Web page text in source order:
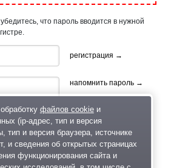
что пароль вводится в нужной
регистрация →
напомнить пароль →
файлов cookieи
(ip-адрес, тип и версия
тип и версия браузера, источнике
и сведения об открытых страницах
функционирования сайта и